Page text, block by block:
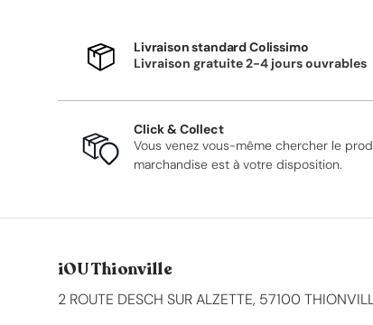
Livraison standard Colissimo
Livraison gratuite 2-4 jours ouvrables
Click & Collect
Vous venez vous-même chercher le
marchandise est à votre disposition.
iOU Thionville
2 ROUTE DESCH SUR ALZETTE, 57100